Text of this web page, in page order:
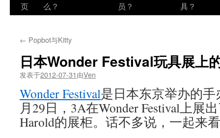
页
么？
员？
具？
← Popbot与Kitty
日本Wonder Festival玩具展上
发表于2012-07-31由Ven
Wonder Festival是日本东京举办的
月29日，3A在Wonder Festival上展
Harold的展柜。话不多说，一起来